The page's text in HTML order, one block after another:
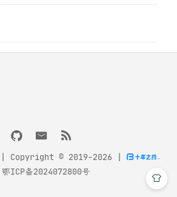
| Copyright © 2019-2026
鄂ICP备2024072800号